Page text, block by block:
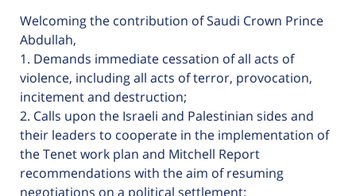
Welcoming the contribution of Saudi Crown Prince
Abdullah,
1. Demands immediate cessation of all acts of
violence, including all acts of terror, provocation,
incitement and destruction;
2. Calls upon the Israeli and Palestinian sides and
their leaders to cooperate in the implementation of
the Tenet work plan and Mitchell Report
recommendations with the aim of resuming
negotiations on a political settlement;